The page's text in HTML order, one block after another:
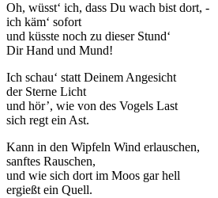
Oh, wüsst‘ ich, dass Du wach bist dort, -
ich käm‘ sofort
und küsste noch zu dieser Stund‘
Dir Hand und Mund!
Ich schau‘ statt Deinem Angesicht
der Sterne Licht
und hör’, wie von des Vogels Last
sich regt ein Ast.
Kann in den Wipfeln Wind erlauschen,
sanftes Rauschen,
und wie sich dort im Moos gar hell
ergießt ein Quell.